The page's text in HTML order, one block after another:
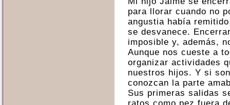
para llorar cuando no
angustia había
se desvanece.
imposible y, además,
Aunque nos cueste a
organizar actividades
nuestros hijos. Y si
conozcan la parte
Sus primeras salidas